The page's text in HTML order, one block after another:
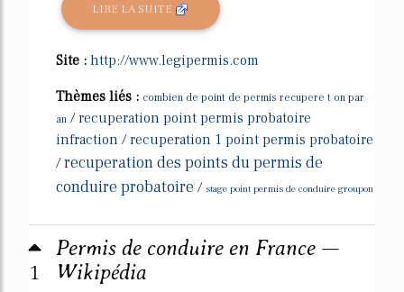
LIRE LA SUITE
Site : http://www.legipermis.com
Thèmes liés : combien de point de permis recupere t on par
an /recuperation point permis probatoire
infraction /recuperation 1 point permis probatoire
/recuperation des points du permis de
conduire probatoire / stage point permis de conduire groupon
1
Permis de conduire en France —
Wikipédia